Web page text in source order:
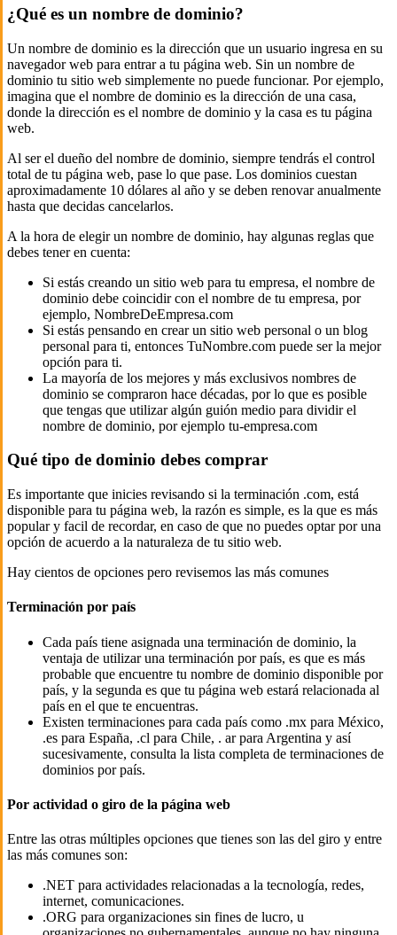
¿Qué es un nombre de dominio?
Un nombre de dominio es la dirección que un usuario ingresa en su
navegador web para entrar a tu página web. Sin un nombre de
dominio tu sitio web simplemente no puede funcionar. Por ejemplo,
imagina que el nombre de dominio es la dirección de una casa,
donde la dirección es el nombre de dominio y la casa es tu página
web.
Al ser el dueño del nombre de dominio, siempre tendrás el control
total de tu página web, pase lo que pase. Los dominios cuestan
aproximadamente 10 dólares al año y se deben renovar anualmente
hasta que decidas cancelarlos.
A la hora de elegir un nombre de dominio, hay algunas reglas que
debes tener en cuenta:
Si estás creando un sitio web para tu empresa, el nombre de
dominio debe coincidir con el nombre de tu empresa, por
ejemplo, NombreDeEmpresa.com
Si estás pensando en crear un sitio web personal o un blog
personal para ti, entonces TuNombre.com puede ser la mejor
opción para ti.
La mayoría de los mejores y más exclusivos nombres de
dominio se compraron hace décadas, por lo que es posible
que tengas que utilizar algún guión medio para dividir el
nombre de dominio, por ejemplo tu-empresa.com
Qué tipo de dominio debes comprar
Es importante que inicies revisando si la terminación .com, está
disponible para tu página web, la razón es simple, es la que es más
popular y facil de recordar, en caso de que no puedes optar por una
opción de acuerdo a la naturaleza de tu sitio web.
Hay cientos de opciones pero revisemos las más comunes
Terminación por país
Cada país tiene asignada una terminación de dominio, la
ventaja de utilizar una terminación por país, es que es más
probable que encuentre tu nombre de dominio disponible por
país, y la segunda es que tu página web estará relacionada al
país en el que te encuentras.
Existen terminaciones para cada país como .mx para México,
.es para España, .cl para Chile, . ar para Argentina y así
sucesivamente, consulta la lista completa de terminaciones de
dominios por país.
Por actividad o giro de la página web
Entre las otras múltiples opciones que tienes son las del giro y entre
las más comunes son:
.NET para actividades relacionadas a la tecnología, redes,
internet, comunicaciones.
.ORG para organizaciones sin fines de lucro, u